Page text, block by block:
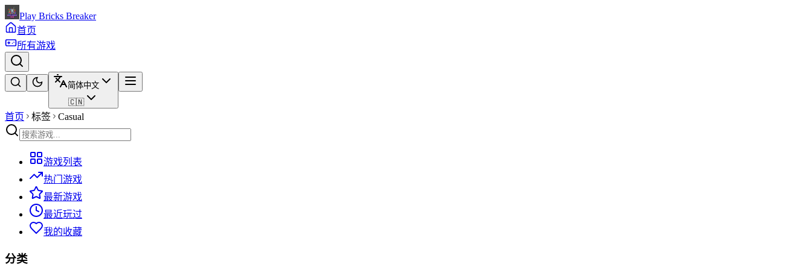
Play Bricks Breaker
首页
所有游戏
简体中文
🇨🇳
首页 标签 Casual
游戏列表
热门游戏
最新游戏
最近玩过
我的收藏
分类